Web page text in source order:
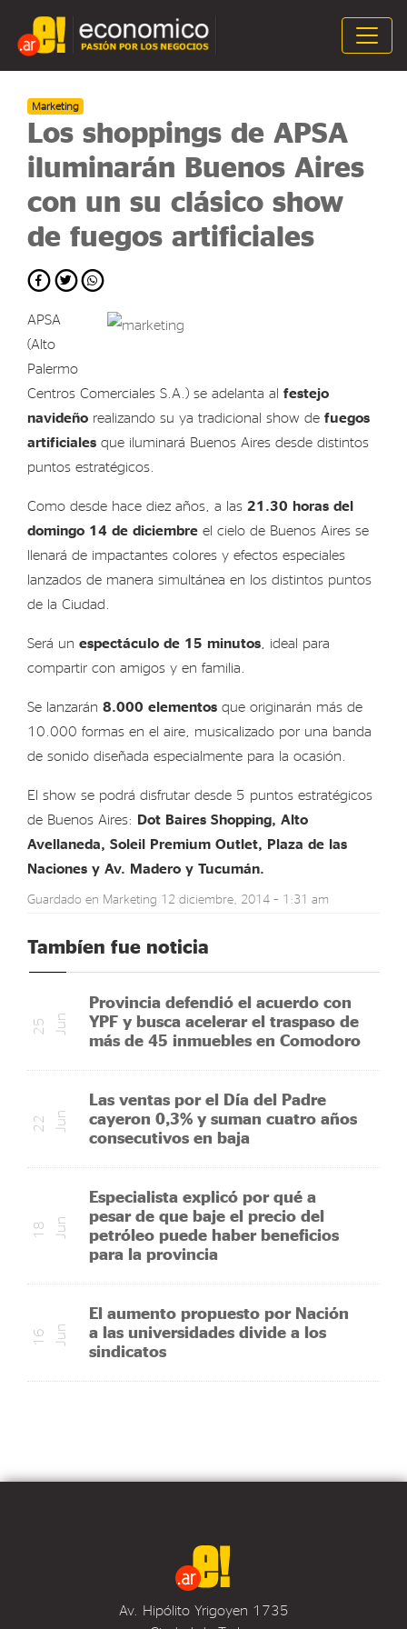
Marketing
Los shoppings de APSA
iluminarán Buenos Aires
con un su clásico show
de fuegos artificiales
APSA
(Alto
Palermo
Centros Comerciales S.A.) se adelanta al festejo
navideño realizando su ya tradicional show de fuegos
artificiales que iluminará Buenos Aires desde distintos
puntos estratégicos.
Como desde hace diez años, a las 21.30 horas del
domingo 14 de diciembre el cielo de Buenos Aires se
llenará de impactantes colores y efectos especiales
lanzados de manera simultánea en los distintos puntos
de la Ciudad.
Será un espectáculo de 15 minutos , ideal para
compartir con amigos y en familia.
Se lanzarán 8.000 elementos que originarán más de
10.000 formas en el aire, musicalizado por una banda
de sonido diseñada especialmente para la ocasión.
El show se podrá disfrutar desde 5 puntos estratégicos
de Buenos Aires: Dot Baires Shopping, Alto
Avellaneda, Soleil Premium Outlet, Plaza de las
Naciones y Av. Madero y Tucumán.
Guardado en Marketing 12 diciembre, 2014 – 1:31 am
Tambíen fue noticia
Provincia defendió el acuerdo con
YPF y busca acelerar el traspaso de
más de 45 inmuebles en Comodoro
2
5
J
u n
Las ventas por el Día del Padre
cayeron 0,3% y suman cuatro años
consecutivos en baja
2
2
J
u n
Especialista explicó por qué a
pesar de que baje el precio del
petróleo puede haber beneficios
para la provincia
1
8
J
u n
El aumento propuesto por Nación
a las universidades divide a los
sindicatos
1
6
J
u n
Av. Hipólito Yrigoyen 1735